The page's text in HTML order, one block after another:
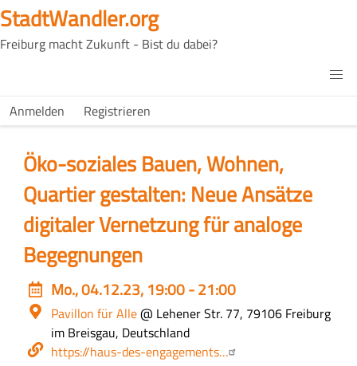
Direkt
zum
Inhalt
StadtWandler.org
Freiburg macht Zukunft - Bist du dabei?
Main
H4C
USER
Anmelden Registrieren
Öko-soziales Bauen, Wohnen,
Quartier gestalten: Neue Ansätze
digitaler Vernetzung für analoge
Begegnungen
Event
date
Mo., 04.12.23, 19:00 - 21:00
Ort
Pavillon für Alle@ Lehener Str. 77, 79106 Freiburg
im Breisgau, Deutschland
Webseite
https://haus-des-engagements…